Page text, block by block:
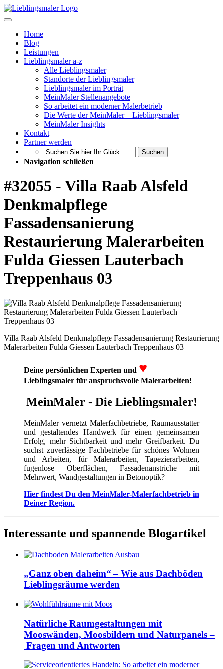
Home
Blog
Leistungen
Lieblingsmaler a-z
Alle Lieblingsmaler
Standorte der Lieblingsmaler
Lieblingsmaler im Porträt
MeinMaler Stellenangebote
So arbeitet ein moderner Malerbetrieb
Die Werte der MeinMaler – Lieblingsmaler
MeinMaler Insights
Kontakt
Partner werden
Suchen
Navigation schließen
#32055 - Villa Raab Alsfeld
Denkmalpflege
Fassadensanierung
Restaurierung Malerarbeiten
Fulda Giessen Lauterbach
Treppenhaus 03
Villa Raab Alsfeld Denkmalpflege Fassadensanierung Restaurierung
Malerarbeiten Fulda Giessen Lauterbach Treppenhaus 03
Deine persönlichen Experten und ♥
Lieblingsmaler für anspruchsvolle Malerarbeiten!
MeinMaler - Die Lieblingsmaler!
MeinMaler vernetzt Malerfachbetriebe, Raumausstatter
und gestaltendes Handwerk für einen gemeinsamen
Erfolg, mehr Sichtbarkeit und mehr Greifbarkeit. Du
suchst zuverlässige Fachbetriebe für schönes Wohnen
und Arbeiten, für Malerarbeiten, Tapezierarbeiten,
fugenlose Oberflächen, Fassadenanstriche mit
Mehrwert, Wandgestaltungen in Betonoptik?
Hier findest Du den MeinMaler-Malerfachbetrieb in
Deiner Region.
Interessante und spannende Blogartikel
„Ganz oben daheim“ – Wie aus Dachböden
Lieblingsräume werden
Natürliche Raumgestaltungen mit
Mooswänden, Moosbildern und Naturpanels –
Fragen und Antworten